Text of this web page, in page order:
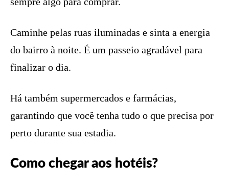
Caminhe pelas ruas iluminadas e sinta a energia
do bairro à noite. É um passeio agradável para
finalizar o dia.
Há também supermercados e farmácias,
garantindo que você tenha tudo o que precisa por
perto durante sua estadia.
Como chegar aos hotéis?